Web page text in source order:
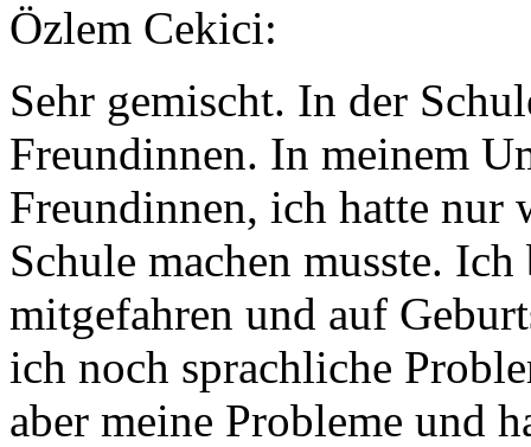
Özlem Cekici:
Sehr gemischt. In der
Freundinnen. In meinem
Freundinnen, ich hatte
Schule machen musste.
mitgefahren und auf
ich noch sprachliche
aber meine Probleme und